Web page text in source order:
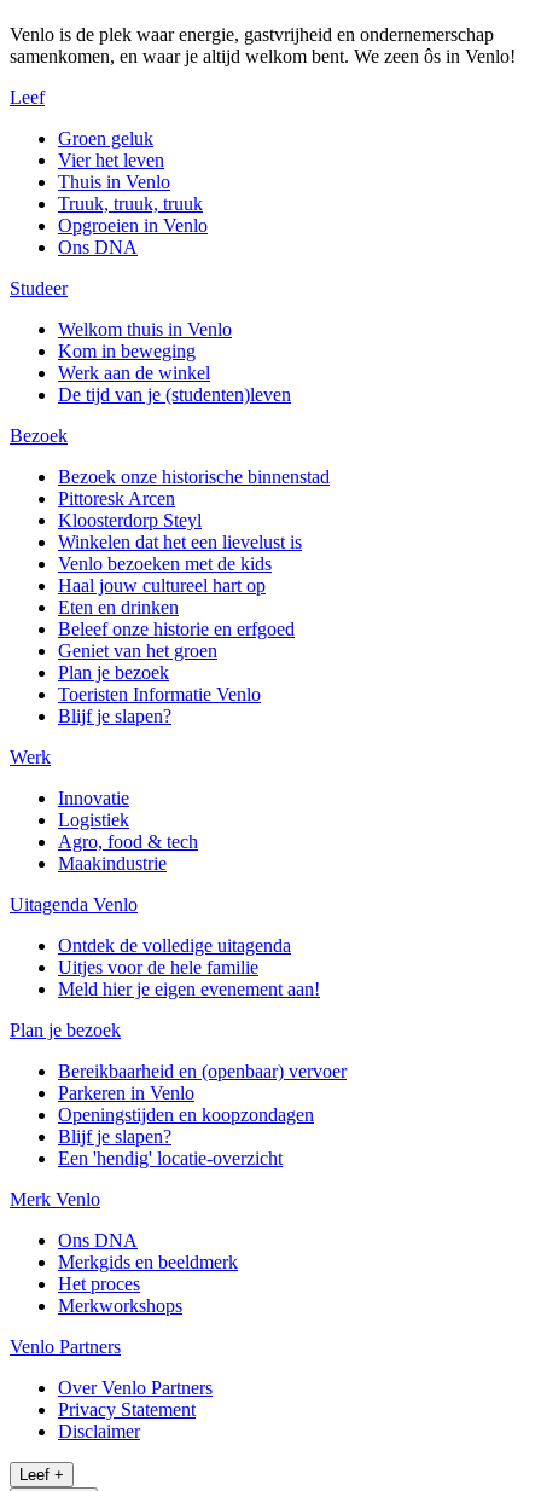
Venlo is de plek waar energie, gastvrijheid en ondernemerschap
samenkomen, en waar je altijd welkom bent. We zeen ôs in Venlo!
Leef
Groen geluk
Vier het leven
Thuis in Venlo
Truuk, truuk, truuk
Opgroeien in Venlo
Ons DNA
Studeer
Welkom thuis in Venlo
Kom in beweging
Werk aan de winkel
De tijd van je (studenten)leven
Bezoek
Bezoek onze historische binnenstad
Pittoresk Arcen
Kloosterdorp Steyl
Winkelen dat het een lievelust is
Venlo bezoeken met de kids
Haal jouw cultureel hart op
Eten en drinken
Beleef onze historie en erfgoed
Geniet van het groen
Plan je bezoek
Toeristen Informatie Venlo
Blijf je slapen?
Werk
Innovatie
Logistiek
Agro, food & tech
Maakindustrie
Uitagenda Venlo
Ontdek de volledige uitagenda
Uitjes voor de hele familie
Meld hier je eigen evenement aan!
Plan je bezoek
Bereikbaarheid en (openbaar) vervoer
Parkeren in Venlo
Openingstijden en koopzondagen
Blijf je slapen?
Een 'hendig' locatie-overzicht
Merk Venlo
Ons DNA
Merkgids en beeldmerk
Het proces
Merkworkshops
Venlo Partners
Over Venlo Partners
Privacy Statement
Disclaimer
Leef +